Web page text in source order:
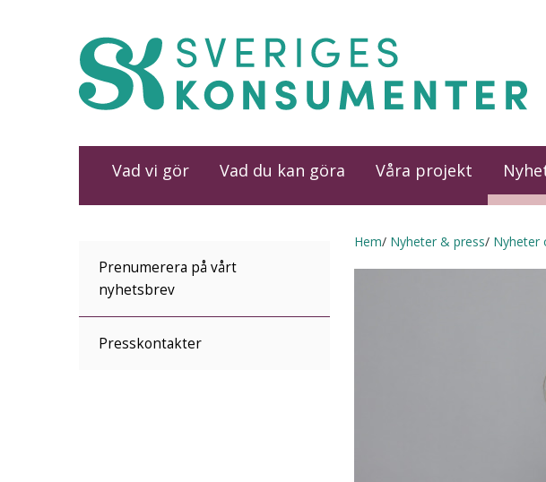
Vad vi gör Vad du kan göra Våra projekt
Prenumerera på vårt
nyhetsbrev
Presskontakter
Hem Nyheter & press Nyheter